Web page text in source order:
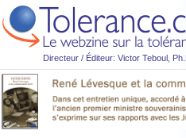
Directeur / Éditeur: Victor Teboul,